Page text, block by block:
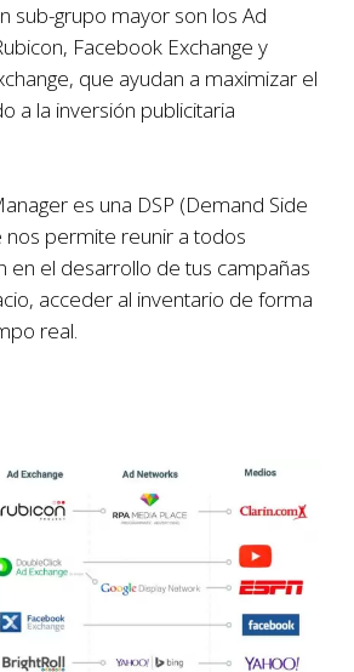
sub-grupo mayor son los Ad
Facebook Exchange y
que ayudan a maximizar el
a la inversión publicitaria
es una DSP (Demand Side
nos permite reunir a todos
en el desarrollo de tus campañas
acceder al inventario de forma
real.